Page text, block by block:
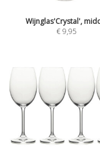
Wijnglas'Crystal',
€9,95